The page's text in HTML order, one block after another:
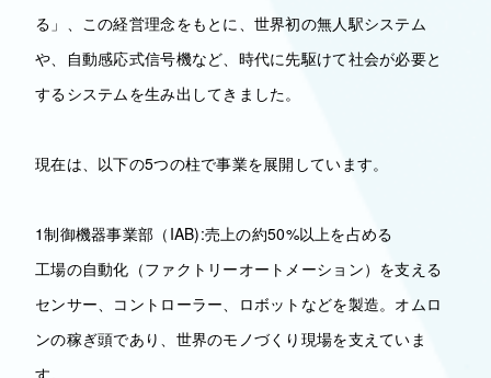
る」、この経営理念をもとに、世界初の無人駅システム
や、自動感応式信号機など、時代に先駆けて社会が必要と
するシステムを生み出してきました。
現在は、以下の5つの柱で事業を展開しています。
1制御機器事業部（IAB):売上の約50%以上を占める
工場の自動化（ファクトリーオートメーション）を支える
センサー、コントローラー、ロボットなどを製造。オムロ
ンの稼ぎ頭であり、世界のモノづくり現場を支えていま
す。